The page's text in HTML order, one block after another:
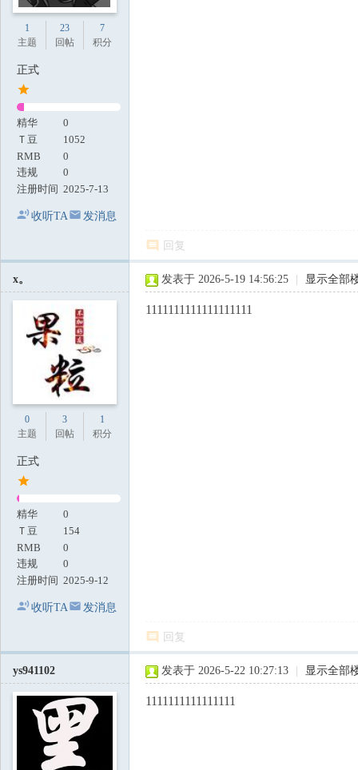
1
主题
23
回帖
7
积分
正式
精华
0
Ｔ豆
1052
RMB
0
违规
0
注册时间 2025-7-13
收听TA 发消息
回复
x。
0
主题
3
回帖
1
积分
正式
精华
0
Ｔ豆
154
RMB
0
违规
0
注册时间 2025-9-12
收听TA 发消息
发表于 2026-5-19 14:56:25 显示全部
1111111111111111111
回复
ys941102 发表于 2026-5-22 10:27:13 显示全部
1111111111111111